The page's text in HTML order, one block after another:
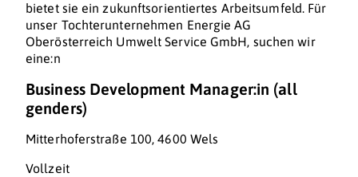
bietet sie ein zukunftsorientiertes Arbeitsumfeld. Für
unser Tochterunternehmen Energie AG
Oberösterreich Umwelt Service GmbH, suchen wir
eine:n
Business Development Manager:in (all
genders)
Mitterhoferstraße 100, 4600 Wels
Vollzeit